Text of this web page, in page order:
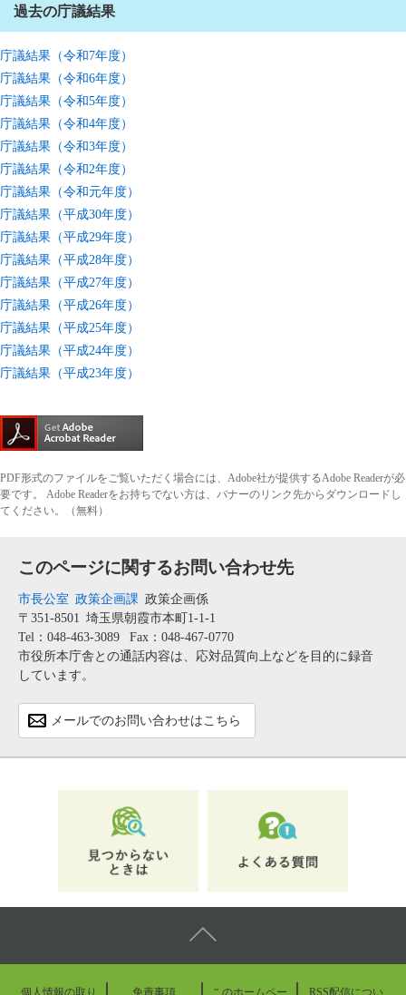
過去の庁議結果
庁議結果（令和7年度）
庁議結果（令和6年度）
庁議結果（令和5年度）
庁議結果（令和4年度）
庁議結果（令和3年度）
庁議結果（令和2年度）
庁議結果（令和元年度）
庁議結果（平成30年度）
庁議結果（平成29年度）
庁議結果（平成28年度）
庁議結果（平成27年度）
庁議結果（平成26年度）
庁議結果（平成25年度）
庁議結果（平成24年度）
庁議結果（平成23年度）
PDF形式のファイルをご覧いただく場合には、Adobe社が提供するAdobe Readerが必
要です。
Adobe Readerをお持ちでない方は、バナーのリンク先からダウンロードし
てください。（無料）
このページに関するお問い合わせ先
市長公室 政策企画課 政策企画係
〒351-8501 埼玉県朝霞市本町1-1-1
Tel：048-463-3089
Fax：048-467-0770
市役所本庁舎との通話内容は、応対品質向上などを目的に録音
しています。
メールでのお問い合わせはこちら
個人情報の取り 免責事項 このホームペー RSS配信につい